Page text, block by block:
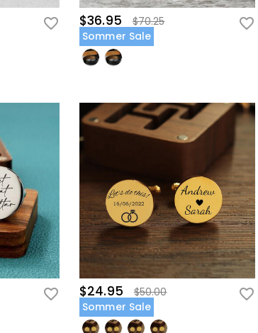
$36.95
$70.25
Sommer Sale
$24.95
$50.00
Sommer Sale